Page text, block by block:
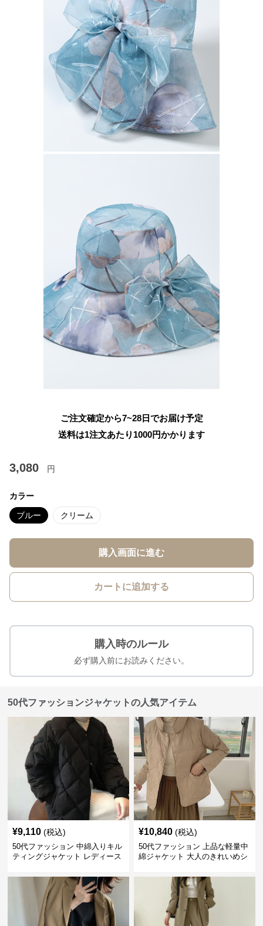
ご注文確定から7~28日でお届け予定
送料は1注文あたり 1000円かかります
3,080 円
カラー
ブルー クリーム
購入画面に進む
カートに追加する
購入時のルール
必ず購入前にお読みください。
50代ファッションジャケットの人気アイテム
¥9,110 (税込)
50代ファッション 中綿入りキル
ティングジャケット レディース
¥10,840 (税込)
50代ファッション 上品な軽量中
綿ジャケット 大人のきれいめシ